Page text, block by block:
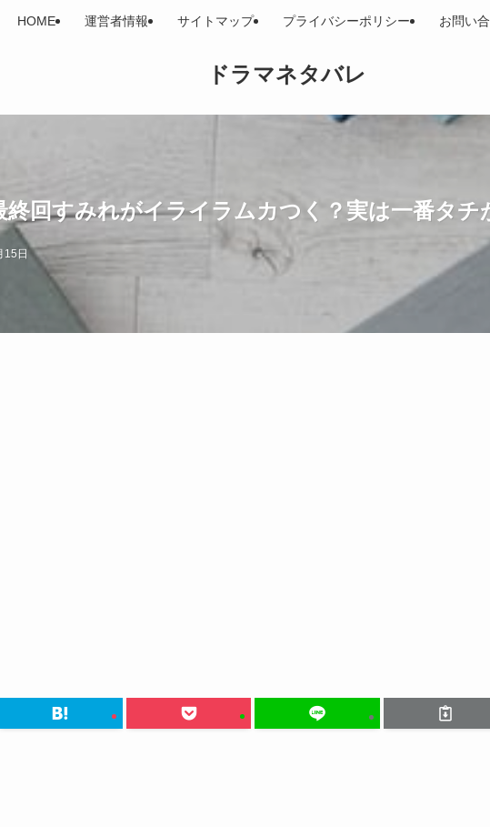
ドラマネタバレ
HOME 運営者情報 サイトマップ プライバシーポリシー お問い
回すみれがイライラムカつく？実は一番タチ
15日